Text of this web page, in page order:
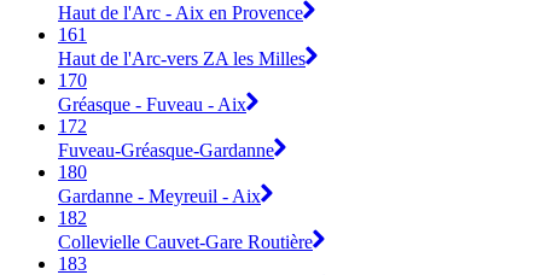
Haut de l'Arc - Aix en Provence
161
Haut de l'Arc-vers ZA les Milles
170
Gréasque - Fuveau - Aix
172
Fuveau-Gréasque-Gardanne
180
Gardanne - Meyreuil - Aix
182
Collevielle Cauvet-Gare Routière
183